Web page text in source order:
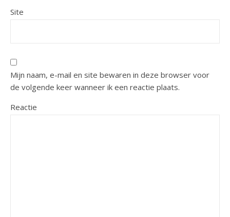
Site
Mijn naam, e-mail en site bewaren in deze browser voor
de volgende keer wanneer ik een reactie plaats.
Reactie